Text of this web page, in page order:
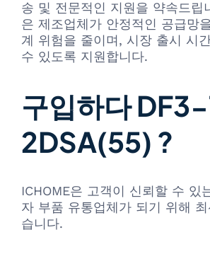
송 및 전문적인 지원을 약속드립
은 제조업체가 안정적인 공급망
계 위험을 줄이며, 시장 출시 시
수 있도록 지원합니다.
구입하다
2DSA(55) ?
ICHOME은 고객이 신뢰할 수 있
자 부품 유통업체가 되기 위해
습니다.